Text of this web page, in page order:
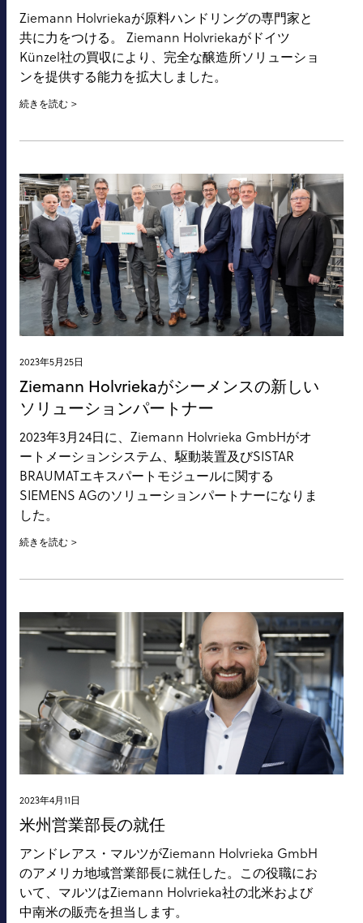
Ziemann Holvriekaが原料ハンドリングの専門家と
共に力をつける。 Ziemann Holvriekaがドイツ
Künzel社の買収により、完全な醸造所ソリューショ
ンを提供する能力を拡大しました。
続きを読む
2023年5月25日
Ziemann Holvriekaがシーメンスの新しい
ソリューションパートナー
2023年3月24日に、Ziemann Holvrieka GmbHがオ
ートメーションシステム、駆動装置及びSISTAR
BRAUMATエキスパートモジュールに関する
SIEMENS AGのソリューションパートナーになりま
した。
続きを読む
2023年4月11日
米州営業部長の就任
アンドレアス・マルツがZiemann Holvrieka GmbH
のアメリカ地域営業部長に就任した。この役職にお
いて、マルツはZiemann Holvrieka社の北米および
中南米の販売を担当します。